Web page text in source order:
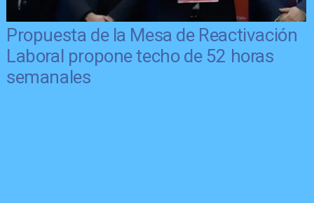
Propuesta de la Mesa de Reactivación
Laboral propone techo de 52 horas
semanales